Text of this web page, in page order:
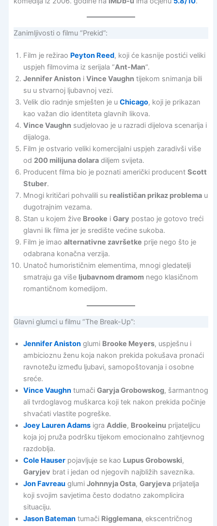
Zanimljivosti o filmu “Prekid”:
Film je režirao Peyton Reed, koji će kasnije postići veliki
uspjeh filmovima iz serijala “Ant-Man“.
Jennifer Anistoni Vince Vaughntijekom snimanja bili
su u stvarnoj ljubavnoj vezi.
Velik dio radnje smješten je u Chicago, koji je prikazan
kao važan dio identiteta glavnih likova.
Vince Vaughnsudjelovao je u razradi dijelova scenarija i
dijaloga.
Film je ostvario veliki komercijalni uspjeh zaradivši više
od 200 milijuna dolaradiljem svijeta.
Producent filma bio je poznati američki producent Scott
Stuber.
Mnogi kritičari pohvalili su realističan prikaz problemau
dugotrajnim vezama.
Stan u kojem žive Brooke i Gary postao je gotovo treći
glavni lik filma jer je središte većine sukoba.
Film je imao alternativne završetke prije nego što je
odabrana konačna verzija.
Unatoč humorističnim elementima, mnogi gledatelji
smatraju ga više ljubavnom dramomnego klasičnom
romantičnom komedijom.
Glavni glumci u filmu “The Break-Up”:
Jennifer Anistonglumi Brooke Meyers, uspješnu i
ambicioznu ženu koja nakon prekida pokušava pronaći
ravnotežu između ljubavi, samopoštovanja i osobne
sreće.
Vince Vaughntumači Garyja Grobowskog, šarmantnog
ali tvrdoglavog muškarca koji tek nakon prekida počinje
shvaćati vlastite pogreške.
Joey Lauren Adamsigra Addie, Brookeinu prijateljicu
koja joj pruža podršku tijekom emocionalno zahtjevnog
razdoblja.
Cole Hauserpojavljuje se kao Lupus Grobowski,
Garyjev brat i jedan od njegovih najbližih saveznika.
Jon Favreauglumi Johnnyja Osta, Garyjevaprijatelja
koji svojim savjetima često dodatno zakomplicira
situaciju.
Jason Batemantumači Rigglemana, ekscentričnog